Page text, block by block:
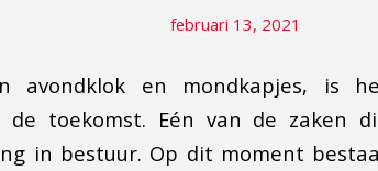
februari 13, 2021
avondklok en mondkapjes, is
de toekomst. Eén van de zaken
in bestuur. Op dit moment